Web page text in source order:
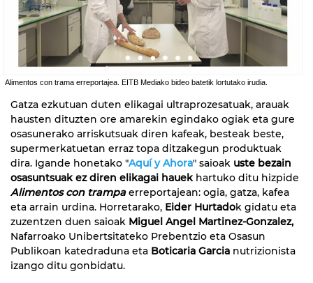
Alimentos con trama erreportajea. EITB Mediako bideo batetik lortutako irudia.
Gatza ezkutuan duten elikagai ultraprozesatuak, arauak
hausten dituzten ore amarekin egindako ogiak eta gure
osasunerako arriskutsuak diren kafeak, besteak beste,
supermerkatuetan erraz topa ditzakegun produktuak
dira. Igande honetako "Aquí y Ahora" saioak uste bezain
osasuntsuak ez diren elikagai hauekhartuko ditu hizpide
Alimentos con trampa erreportajean: ogia, gatza, kafea
eta arrain urdina. Horretarako, Eider Hurtadok gidatu eta
zuzentzen duen saioak Miguel Angel Martinez-Gonzalez,
Nafarroako Unibertsitateko Prebentzio eta Osasun
Publikoan katedraduna eta Boticaria Garcia nutrizionista
izango ditu gonbidatu.